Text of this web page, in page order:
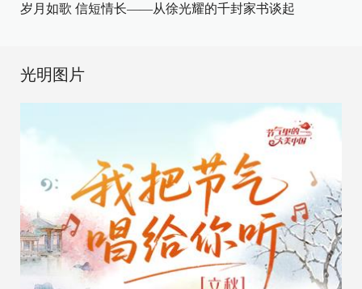
岁月如歌 信短情长——从徐光耀的千封家书谈起
光明图片